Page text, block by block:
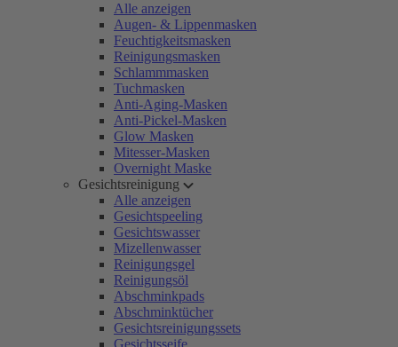
Alle anzeigen
Augen- & Lippenmasken
Feuchtigkeitsmasken
Reinigungsmasken
Schlammmasken
Tuchmasken
Anti-Aging-Masken
Anti-Pickel-Masken
Glow Masken
Mitesser-Masken
Overnight Maske
Gesichtsreinigung
Alle anzeigen
Gesichtspeeling
Gesichtswasser
Mizellenwasser
Reinigungsgel
Reinigungsöl
Abschminkpads
Abschminktücher
Gesichtsreinigungssets
Gesichtsseife